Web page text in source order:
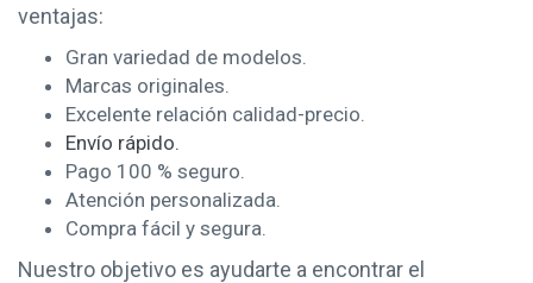
ventajas:
Gran variedad de modelos.
Marcas originales.
Excelente relación calidad-precio.
Envío rápido.
Pago 100 % seguro.
Atención personalizada.
Compra fácil y segura.
Nuestro objetivo es ayudarte a encontrar el